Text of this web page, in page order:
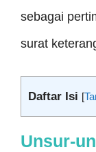
sebagai
surat
Daftar Isi [
Unsur-